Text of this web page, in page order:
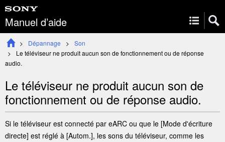
Manuel d’aide
Dépannage
Son
Le téléviseur ne produit aucun son de fonctionnement ou de réponse
audio.
Le téléviseur ne produit aucun son de
fonctionnement ou de réponse audio.
Si le téléviseur est connecté par eARC ou que le [Mode d'écriture
directe] est réglé à [Autom.], les sons du téléviseur, comme les